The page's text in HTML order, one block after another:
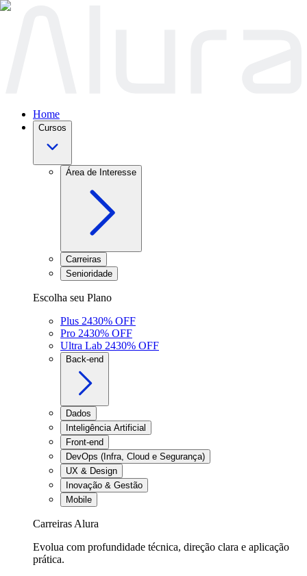
Home
Cursos
Área de Interesse
Carreiras
Senioridade
Escolha seu Plano
Plus 2430% OFF
Pro 2430% OFF
Ultra Lab 2430% OFF
Back-end
Dados
Inteligência Artificial
Front-end
DevOps (Infra, Cloud e Segurança)
UX & Design
Inovação & Gestão
Mobile
Carreiras Alura
Evolua com profundidade técnica, direção clara e aplicação
prática.